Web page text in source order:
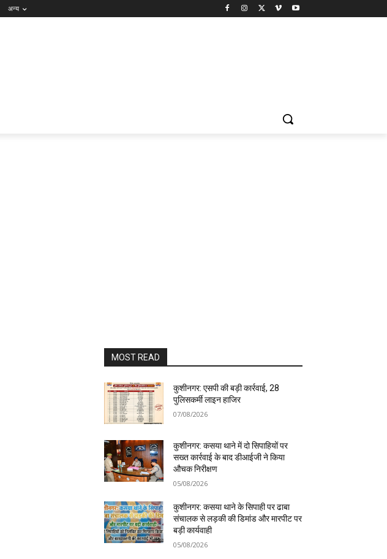
अन्य
MOST READ
कुशीनगर: एसपी की बड़ी कार्रवाई, 28
पुलिसकर्मी लाइन हाजिर
07/08/2026
कुशीनगर: कसया थाने में दो सिपाहियों पर
सख्त कार्रवाई के बाद डीआईजी ने किया
औचक निरीक्षण
05/08/2026
कुशीनगर: कसया थाने के सिपाही पर ढाबा
संचालक से लड़की की डिमांड और मारपीट पर
बड़ी कार्यवाही
05/08/2026